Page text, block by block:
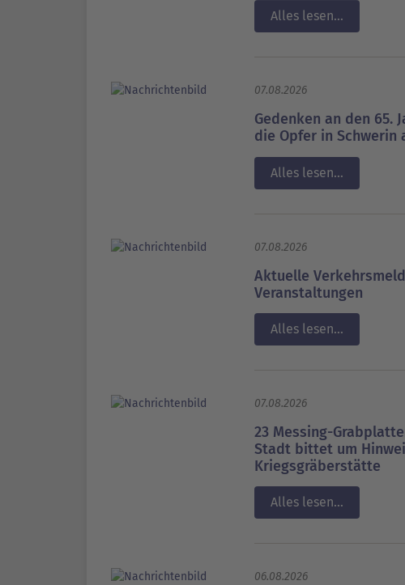
Alles lesen...
07.08.2026
Gedenken an den 65.
die Opfer in Schwerin
Alles lesen...
07.08.2026
Aktuelle
Veranstaltungen
Alles lesen...
07.08.2026
23 Messing-
Stadt bittet um
Kriegsgräberstätte
Alles lesen...
06.08.2026